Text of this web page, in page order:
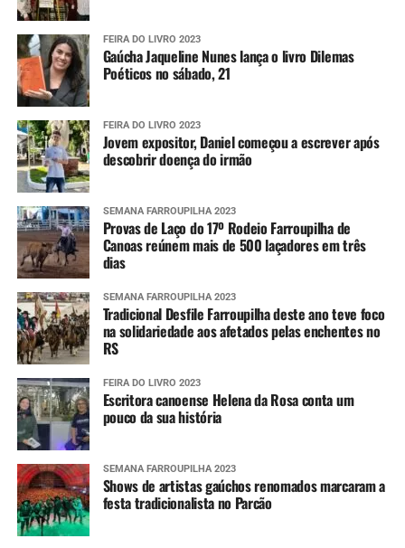
FEIRA DO LIVRO 2023
Gaúcha Jaqueline Nunes lança o livro Dilemas
Poéticos no sábado, 21
FEIRA DO LIVRO 2023
Jovem expositor, Daniel começou a escrever após
descobrir doença do irmão
SEMANA FARROUPILHA 2023
Provas de Laço do 17º Rodeio Farroupilha de
Canoas reúnem mais de 500 laçadores em três
dias
SEMANA FARROUPILHA 2023
Tradicional Desfile Farroupilha deste ano teve foco
na solidariedade aos afetados pelas enchentes no
RS
FEIRA DO LIVRO 2023
Escritora canoense Helena da Rosa conta um
pouco da sua história
SEMANA FARROUPILHA 2023
Shows de artistas gaúchos renomados marcaram a
festa tradicionalista no Parcão